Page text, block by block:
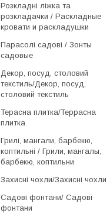
Розкладні ліжка та
розкладачки / Раскладные
кровати и раскладушки
Парасолі садові / Зонты
садовые
Декор, посуд, столовий
текстиль/Декор, посуд,
столовий текстиль
Терасна плитка/Террасна
плитка
Грилі, мангали, барбекю,
коптильні / Грили, мангалы,
барбекю, коптильни
Захисні чохли/Захисні чохли
Садові фонтани/ Садові
фонтани